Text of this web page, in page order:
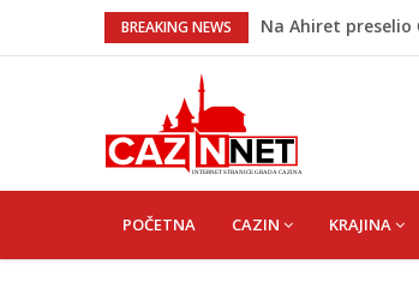
BREAKING NEWS
Na Ahiret preselio
Nakon velikih
Na Ahiret preselila
NAVIGATION
POČETNA CAZIN KRAJINA